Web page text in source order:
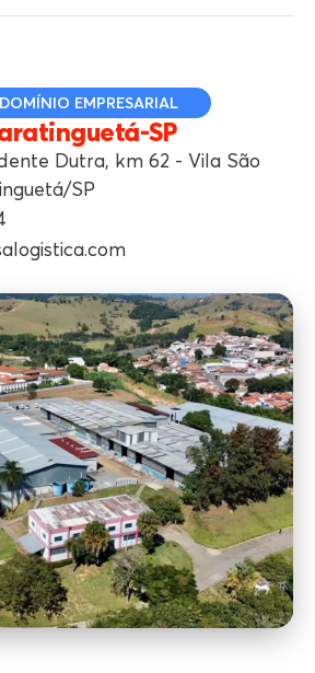
EMPRESARIAL
SP
Dutra, km 62 - Vila São
SP